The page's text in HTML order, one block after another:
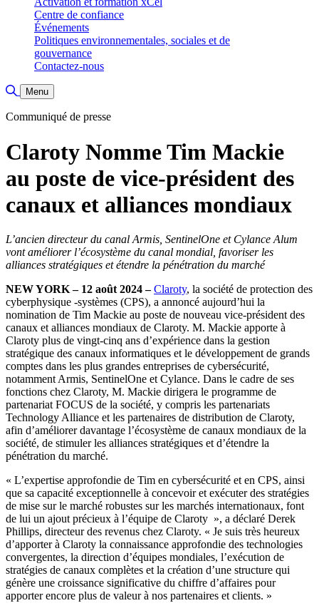
Centre de confiance
Événements
Politiques environnementales, sociales et de
gouvernance
Contactez-nous
Basculer la recherche
Menu
Communiqué de presse
Claroty Nomme Tim Mackie
au poste de vice-président des
canaux et alliances mondiaux
L’ancien directeur du canal Armis, SentinelOne et Cylance Alum
vont améliorer l’écosystème du canal mondial, favoriser les
alliances stratégiques et étendre la pénétration du marché
NEW YORK – 12 août 2024 –Claroty, la société de protection des
cyberphysique -systèmes (CPS), a annoncé aujourd’hui la
nomination de Tim Mackie au poste de nouveau vice-président des
canaux et alliances mondiaux de Claroty. M. Mackie apporte à
Claroty plus de vingt-cinq ans d’expérience dans la gestion
stratégique des canaux informatiques et le développement de grands
comptes dans les plus grandes entreprises de cybersécurité,
notamment Armis, SentinelOne et Cylance. Dans le cadre de ses
fonctions chez Claroty, M. Mackie dirigera le programme de
partenariat FOCUS de la société, y compris les partenariats
Technology Alliance et les partenaires de distribution de Claroty,
afin d’améliorer davantage l’écosystème de canaux mondiaux de la
société, de stimuler les alliances stratégiques et d’étendre la
pénétration du marché.
« L’expertise approfondie de Tim en cybersécurité et en CPS, ainsi
que sa capacité exceptionnelle à concevoir et exécuter des stratégies
de mise sur le marché robustes sur les marchés internationaux, font
de lui un ajout précieux à l’équipe de Claroty », a déclaré Derek
Phillips, directeur des revenus chez Claroty. « Je suis très heureux
d’apporter à Claroty la connaissance approfondie des technologies
convergentes, la direction d’équipes mondiales, l’exécution de
stratégies de canaux complètes et la création d’une structure qui
génère une croissance significative du chiffre d’affaires pour
apporter encore plus de valeur à nos partenaires et clients. »